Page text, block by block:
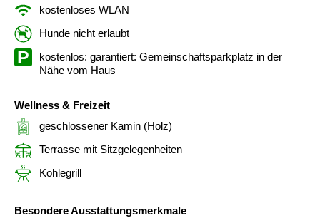
kostenloses WLAN
Hunde nicht erlaubt
kostenlos: garantiert: Gemeinschaftsparkplatz in der
Nähe vom Haus
Wellness & Freizeit
geschlossener Kamin (Holz)
Terrasse mit Sitzgelegenheiten
Kohlegrill
Besondere Ausstattungsmerkmale